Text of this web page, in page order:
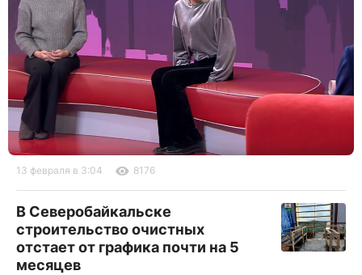
13 февраля в 3:04 8176
В Северобайкальске
строительство очистных
отстает от графика почти на 5
месяцев